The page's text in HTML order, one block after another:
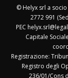
© Helyx srl a
2772 991
PEC
Capitale
Registrazione:
Registro degli
236/01/Cons